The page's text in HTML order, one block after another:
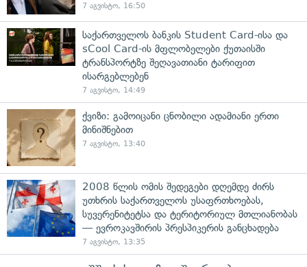
7 აგვისტო, 16:50
საქართველოს ბანკის Student Card-ისა და
sCool Card-ის მფლობელები ქუთაისში
ტრანსპორტზე შეღავათიანი ტარიფით
ისარგებლებენ
7 აგვისტო, 14:49
ქვიზი: გამოიცანი ცნობილი ადამიანი ერთი
მინიშნებით
7 აგვისტო, 13:40
2008 წლის ომის შედეგები დღემდე ძირს
უთხრის საქართველოს უსაფრთხოებას,
სუვერენიტეტსა და ტერიტორიულ მთლიანობას
— ევროკავშირის პრესპიკერის განცხადება
7 აგვისტო, 13:35